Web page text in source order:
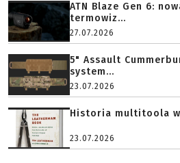
ATN Blaze Gen 6:
termowiz...
27.07.2026
5" Assault
system...
23.07.2026
Historia multitoola w
23.07.2026